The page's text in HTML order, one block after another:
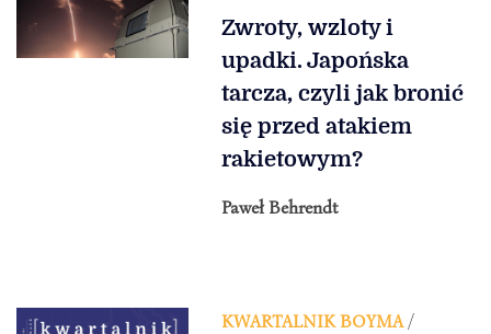
Zwroty, wzloty i
upadki. Japońska
tarcza, czyli jak bronić
się przed atakiem
rakietowym?
Paweł Behrendt
KWARTALNIK BOYMA/